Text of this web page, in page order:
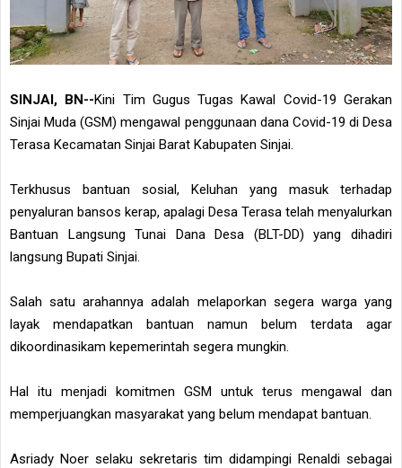
SINJAI, BN--Kini Tim Gugus Tugas Kawal Covid-19 Gerakan
Sinjai Muda (GSM) mengawal penggunaan dana Covid-19 di Desa
Terasa Kecamatan Sinjai Barat Kabupaten Sinjai.
Terkhusus bantuan sosial, Keluhan yang masuk terhadap
penyaluran bansos kerap, apalagi Desa Terasa telah menyalurkan
Bantuan Langsung Tunai Dana Desa (BLT-DD) yang dihadiri
langsung Bupati Sinjai.
Salah satu arahannya adalah melaporkan segera warga yang
layak mendapatkan bantuan namun belum terdata agar
dikoordinasikam kepemerintah segera mungkin.
Hal itu menjadi komitmen GSM untuk terus mengawal dan
memperjuangkan masyarakat yang belum mendapat bantuan.
Asriady Noer selaku sekretaris tim didampingi Renaldi sebagai